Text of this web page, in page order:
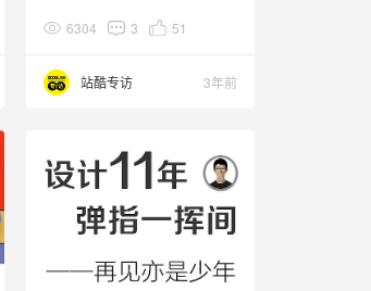
6304 3 51
站酷专访 3年前